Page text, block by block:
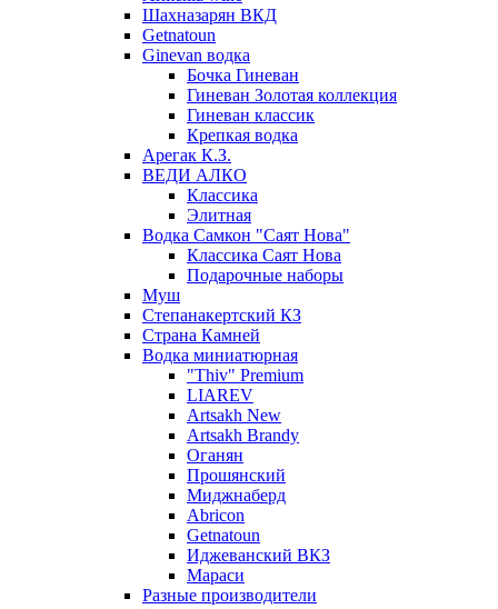
Шахназарян ВКД
Getnatoun
Ginevan водка
Бочка Гиневан
Гиневан Золотая коллекция
Гиневан классик
Крепкая водка
Арегак К.З.
ВЕДИ АЛКО
Классика
Элитная
Водка Самкон "Саят Нова"
Классика Саят Нова
Подарочные наборы
Муш
Степанакертский КЗ
Страна Камней
Водка миниатюрная
"Thiv" Premium
LIAREV
Artsakh New
Artsakh Brandy
Оганян
Прошянский
Миджнаберд
Abricon
Getnatoun
Иджеванский ВКЗ
Мараси
Разные производители